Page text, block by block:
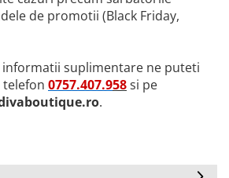
de promotii (Black Friday,
suplimentare ne puteti
telefon 0757.407.958si pe
.